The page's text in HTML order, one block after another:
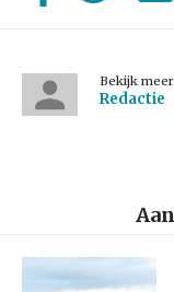
Bekijk
Redactie